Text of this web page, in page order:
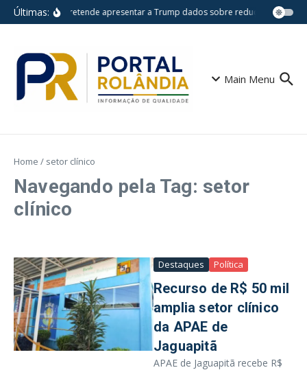
Ir para o conteúdo
Últimas:Lula pretende apresentar a Trump dados sobre redução do
Main Menu
Home / setor clínico
Navegando pela Tag: setor
clínico
Destaques Política
Recurso de R$ 50 mil
amplia setor clínico
da APAE de
Jaguapitã
APAE de Jaguapitã recebe R$